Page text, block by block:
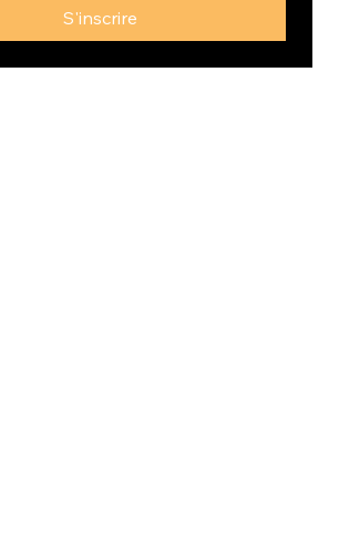
S'inscrire